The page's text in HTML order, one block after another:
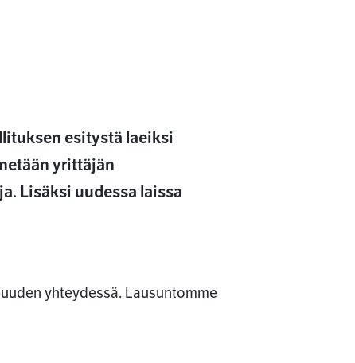
esitystä laeiksi
yrittäjän
Lisäksi uudessa laissa
yhteydessä. Lausuntomme